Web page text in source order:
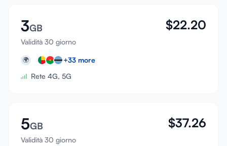
3GB
Validità 30 giorno
$22.20
🌍 +33 more
Rete 4G, 5G
5GB
Validità 30 giorno
$37.26